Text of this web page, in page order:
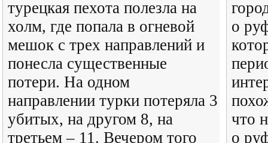
турецкая пехота полезла на
холм, где попала в огневой
мешок с трех направлений и
понесла существенные
потери. На одном
направлении турки потеряла 3
убитых, на другом 8, на
третьем – 11. Вечером того
о
что
о